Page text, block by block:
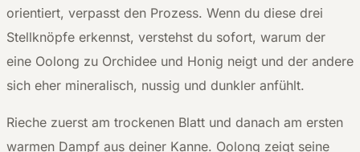
orientiert, verpasst den Prozess. Wenn du diese drei
Stellknöpfe erkennst, verstehst du sofort, warum der
eine Oolong zu Orchidee und Honig neigt und der andere
sich eher mineralisch, nussig und dunkler anfühlt.
Rieche zuerst am trockenen Blatt und danach am ersten
warmen Dampf aus deiner Kanne. Oolong zeigt seine